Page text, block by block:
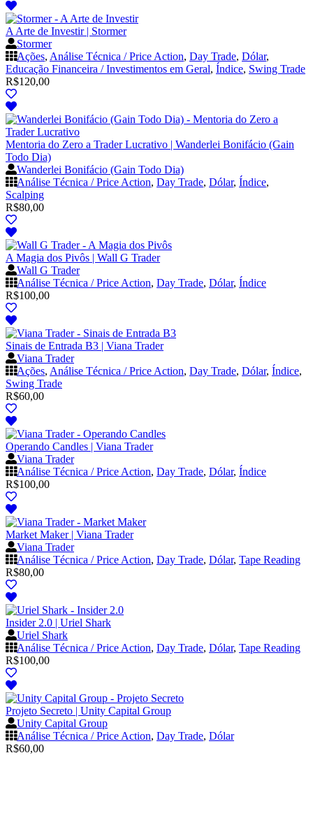
A Arte de Investir | Stormer
Stormer
Ações, Análise Técnica / Price Action, Day Trade, Dólar,
Educação Financeira / Investimentos em Geral, Índice, Swing Trade
R$120,00
Mentoria do Zero a Trader Lucrativo | Wanderlei Bonifácio (Gain
Todo Dia)
Wanderlei Bonifácio (Gain Todo Dia)
Análise Técnica / Price Action, Day Trade, Dólar, Índice,
Scalping
R$80,00
A Magia dos Pivôs | Wall G Trader
Wall G Trader
Análise Técnica / Price Action, Day Trade, Dólar, Índice
R$100,00
Sinais de Entrada B3 | Viana Trader
Viana Trader
Ações, Análise Técnica / Price Action, Day Trade, Dólar, Índice,
Swing Trade
R$60,00
Operando Candles | Viana Trader
Viana Trader
Análise Técnica / Price Action, Day Trade, Dólar, Índice
R$100,00
Market Maker | Viana Trader
Viana Trader
Análise Técnica / Price Action, Day Trade, Dólar, Tape Reading
R$80,00
Insider 2.0 | Uriel Shark
Uriel Shark
Análise Técnica / Price Action, Day Trade, Dólar, Tape Reading
R$100,00
Projeto Secreto | Unity Capital Group
Unity Capital Group
Análise Técnica / Price Action, Day Trade, Dólar
R$60,00